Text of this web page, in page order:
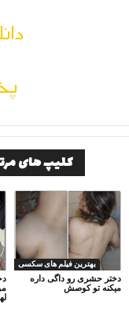
کلیپ های
بهترین فیلم های سکسی
دختر حشری رو داگی داره
میکنه تو کوصش